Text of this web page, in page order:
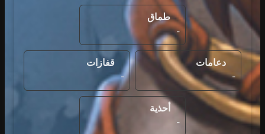
طماق
-
دعامات
-
قفازات
-
أحذية
-